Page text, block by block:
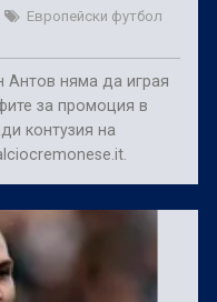
Европейски футбол
Антов няма да играя
за промоция в
контузия на